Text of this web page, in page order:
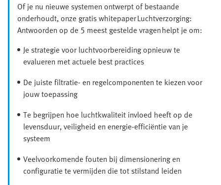
Of je nu nieuwe systemen ontwerpt of bestaande
onderhoudt, onze gratis whitepaper Luchtverzorging:
Antwoorden op de 5 meest gestelde vragen helpt je om:
Je strategie voor luchtvoorbereiding opnieuw te
evalueren met actuele best practices
De juiste filtratie- en regelcomponenten te kiezen voor
jouw toepassing
Te begrijpen hoe luchtkwaliteit invloed heeft op de
levensduur, veiligheid en energie-efficiëntie van je
systeem
Veelvoorkomende fouten bij dimensionering en
configuratie te vermijden die tot stilstand leiden